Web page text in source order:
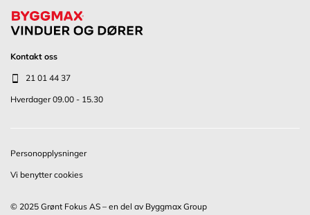
Kontakt oss
21 01 44 37
Hverdager 09.00 - 15.30
Personopplysninger
Vi benytter cookies
© 2025 Grønt Fokus AS – en del av Byggmax Group